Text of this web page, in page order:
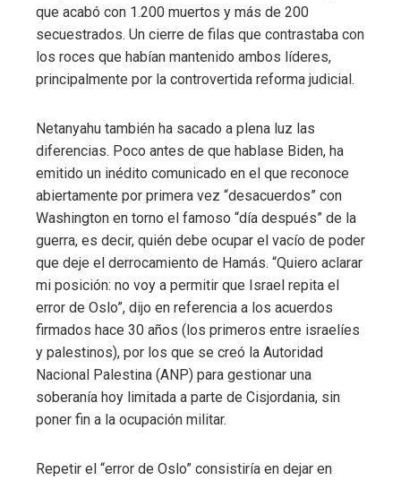
que acabó con 1.200 muertos y más de 200
secuestrados. Un cierre de filas que contrastaba con
los roces que habían mantenido ambos líderes,
principalmente por la controvertida reforma judicial.
Netanyahu también ha sacado a plena luz las
diferencias. Poco antes de que hablase Biden, ha
emitido un inédito comunicado en el que reconoce
abiertamente por primera vez “desacuerdos” con
Washington en torno el famoso “día después” de la
guerra, es decir, quién debe ocupar el vacío de poder
que deje el derrocamiento de Hamás. “Quiero aclarar
mi posición: no voy a permitir que Israel repita el
error de Oslo”, dijo en referencia a los acuerdos
firmados hace 30 años (los primeros entre israelíes
y palestinos), por los que se creó la Autoridad
Nacional Palestina (ANP) para gestionar una
soberanía hoy limitada a parte de Cisjordania, sin
poner fin a la ocupación militar.
Repetir el “error de Oslo” consistiría en dejar en